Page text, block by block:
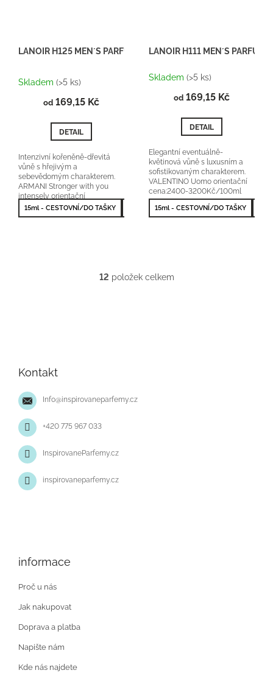
LANOIR H125 MEN´S PARFUM
hodnocení
je
z
5
Skladem (>5 ks)
od 169,15 Kč
DETAIL
Intenzivní kořeněně-dřevitá
vůně s hřejivým a
sebevědomým charakterem.
ARMANI Stronger with you
intensely orientační
cena:2200-3000Kč/100
ml originální...
15ml - CESTOVNÍ/DO TAŠKY 50ml - NEJPRODÁVANĚJŠÍ 100ml -
LANOIR H111 MEN´S PARFUM
Skladem (>5 ks)
od 169,15 Kč
DETAIL
Elegantní eventuálně-
květinová vůně s luxusním a
sofistikovaným charakterem.
VALENTINO Uomo orientační
cena:2400-3200Kč/100ml
originální parfém Lanoir
Fragrances
15ml - CESTOVNÍ/DO TAŠKY
O
v
12 položek celkem
Kontakt
Info@inspirovaneparfemy.cz
+420 775 967 033
InspirovaneParfemy.cz
inspirovaneparfemy.cz
informace
Proč u nás
Jak nakupovat
Doprava a platba
Napište nám
Kde nás najdete